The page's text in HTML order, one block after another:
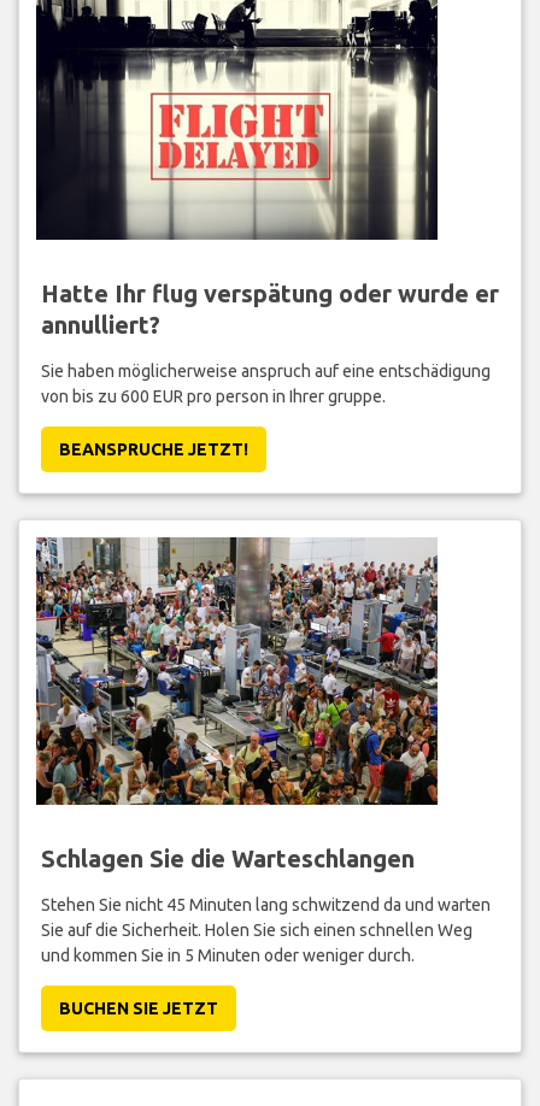
Hatte Ihr flug verspätung oder wurde er
annulliert?
Sie haben möglicherweise anspruch auf eine entschädigung
von bis zu 600 EUR pro person in Ihrer gruppe.
BEANSPRUCHE JETZT!
Schlagen Sie die Warteschlangen
Stehen Sie nicht 45 Minuten lang schwitzend da und warten
Sie auf die Sicherheit. Holen Sie sich einen schnellen Weg
und kommen Sie in 5 Minuten oder weniger durch.
BUCHEN SIE JETZT